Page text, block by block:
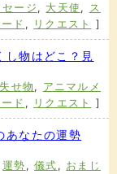
セージ , 大天使 ,
ス
ド , リクエスト ]
し物はどこ？見
失せ物 , アニマルメ
ド , リクエスト ]
あなたの運勢
運勢 ,儀式 , おまじ